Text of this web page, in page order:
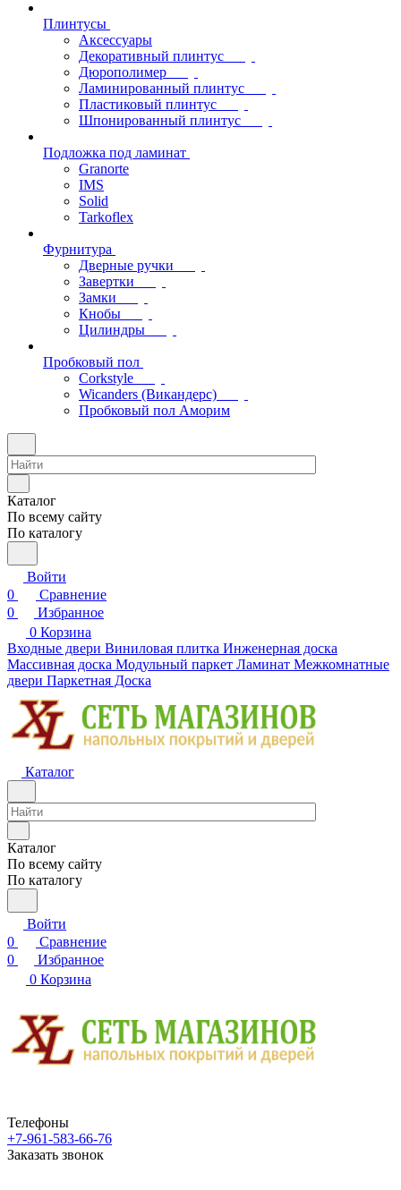
Плинтусы
Аксессуары
Декоративный плинтус
Дюрополимер
Ламинированный плинтус
Пластиковый плинтус
Шпонированный плинтус
Подложка под ламинат
Granorte
IMS
Solid
Tarkoflex
Фурнитура
Дверные ручки
Завертки
Замки
Кнобы
Цилиндры
Пробковый пол
Corkstyle
Wicanders (Викандерс)
Пробковый пол Аморим
Каталог
По всему сайту
По каталогу
Войти
0
Сравнение
0
Избранное
0 Корзина
Входные двери Виниловая плитка Инженерная доска
Массивная доска Модульный паркет Ламинат Межкомнатные
двери Паркетная Доска
Каталог
Каталог
По всему сайту
По каталогу
Войти
0
Сравнение
0
Избранное
0 Корзина
Телефоны
+7-961-583-66-76
Заказать звонок